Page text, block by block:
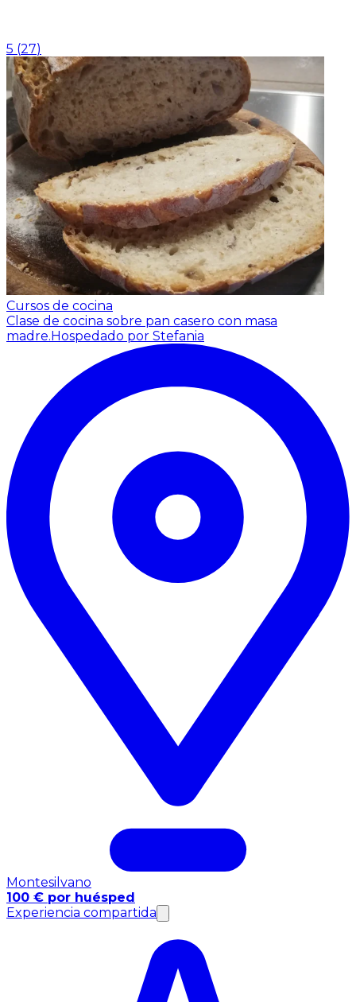
5 (27)
Cursos de cocina
Clase de cocina sobre pan casero con masa
madre.Hospedado por Stefania
Montesilvano
100 € por huésped
Experiencia compartida